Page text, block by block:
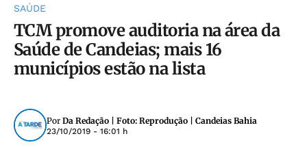
SAÚDE
TCM promove auditoria na área da
Saúde de Candeias; mais 16
municípios estão na lista
Por Da Redação | Foto: Reprodução | Candeias Bahia
23/10/2019 - 16:01 h